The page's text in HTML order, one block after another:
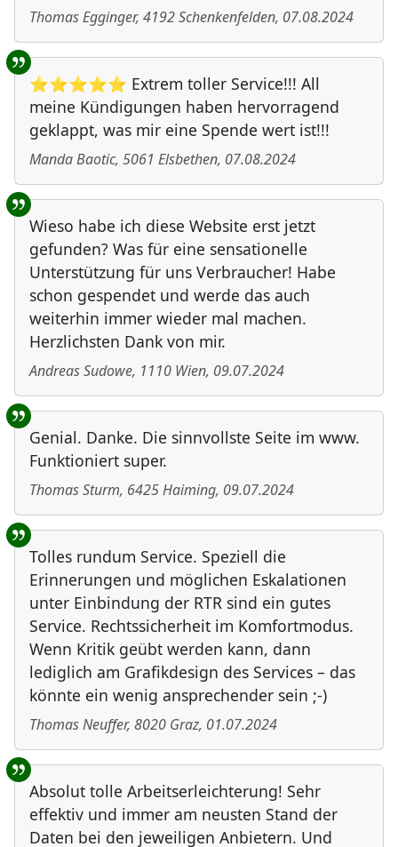
Thomas Egginger, 4192Schenkenfelden, 07.08.2024
⭐⭐⭐⭐⭐ Extrem toller Service!!! All
meine Kündigungen haben hervorragend
geklappt, was mir eine Spende wert ist!!!
Manda Baotic, 5061 Elsbethen, 07.08.2024
Wieso habe ich diese Website erst jetzt
gefunden? Was für eine sensationelle
Unterstützung für uns Verbraucher! Habe
schon gespendet und werde das auch
weiterhin immer wieder mal machen.
Herzlichsten Dank von mir.
Andreas Sudowe, 1110 Wien, 09.07.2024
Genial. Danke. Die sinnvollste Seite im www.
Funktioniert super.
Thomas Sturm, 6425Haiming, 09.07.2024
Tolles rundum Service. Speziell die
Erinnerungen und möglichen Eskalationen
unter Einbindung der RTR sind ein gutes
Service. Rechtssicherheit im Komfortmodus.
Wenn Kritik geübt werden kann, dann
lediglich am Grafikdesign des Services – das
könnte ein wenig ansprechender sein ;-)
Thomas Neuffer, 8020 Graz, 01.07.2024
Absolut tolle Arbeitserleichterung! Sehr
effektiv und immer am neusten Stand der
Daten bei den jeweiligen Anbietern. Und